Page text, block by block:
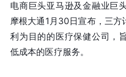
电商巨头亚马逊及金融业巨
摩根大通1月30日宣布，三方
利为目的的医疗保健公司，
低成本的医疗服务。